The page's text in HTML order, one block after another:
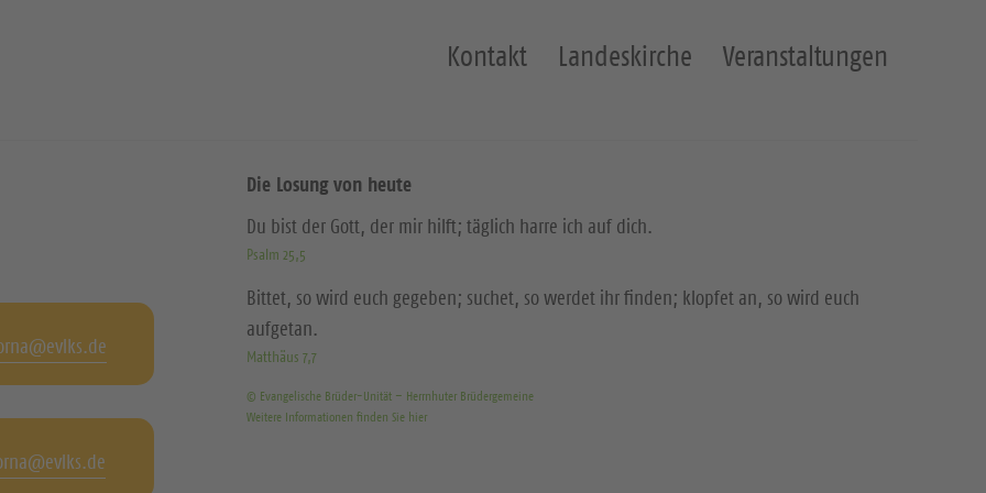
Kontakt Landeskirche Veranstaltungen
Die Losung von heute
Du bist der Gott, der mir hilft; täglich harre ich auf dich.
Psalm 25,5
Bittet, so wird euch gegeben; suchet, so werdet ihr finden; klopfet an, so wird euch
aufgetan.
Matthäus 7,7
© Evangelische Brüder-Unität – Herrnhuter Brüdergemeine
Weitere Informationen finden Sie hier